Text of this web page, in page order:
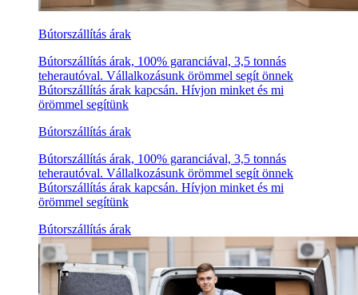
Bútorszállítás árak
Bútorszállítás árak, 100% garanciával, 3,5 tonnás
teherautóval. Vállalkozásunk örömmel segít önnek
Bútorszállítás árak kapcsán. Hívjon minket és mi
örömmel segítünk
Bútorszállítás árak
Bútorszállítás árak, 100% garanciával, 3,5 tonnás
teherautóval. Vállalkozásunk örömmel segít önnek
Bútorszállítás árak kapcsán. Hívjon minket és mi
örömmel segítünk
Bútorszállítás árak